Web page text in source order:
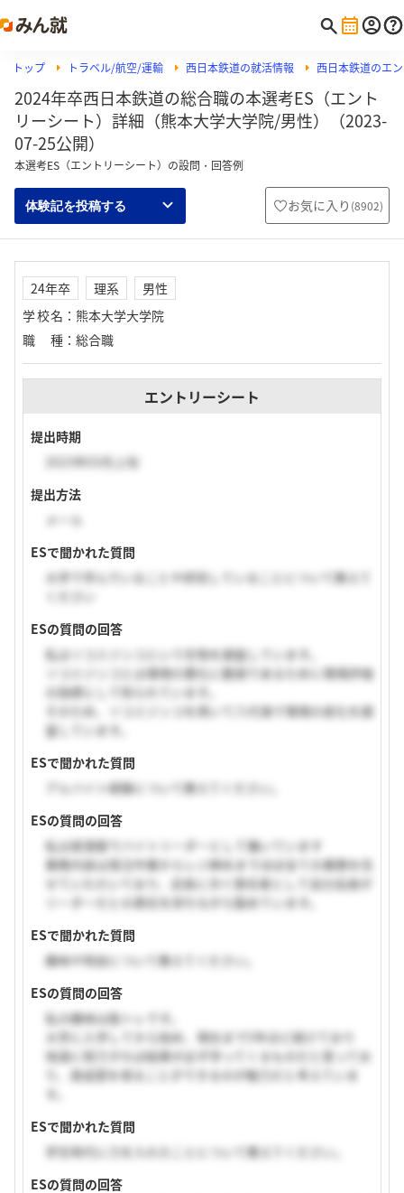
トップ トラベル/航空/運輸 西日本鉄道の就活情報 西日本鉄道のエ
2024年卒西日本鉄道の総合職の本選考ES（エント
リーシート）詳細（熊本大学大学院/男性）（2023-
07-25公開）
本選考ES（エントリーシート）の設問・回答例
体験記を投稿する お気に入り (8902)
24年卒 理系
男性
学校名 ： 熊本大学大学院
職種 ： 総合職
エントリーシート
提出時期
2023年03月上旬
提出方法
メール
ESで聞かれた質問
大学で学んでいることや研究していることについて教えて
ESの質問の回答
私はソコミジンコという生物を調査しています。
ソコミジンコとは環境の悪化に脆弱であるために環境評価
の指標として知られています。
そのため、ソコミジンコを用いて八代海で環境の変化を調
査しています。
ESで聞かれた質問
アルバイト経験について教えてください。
ESの質問の回答
私は居酒屋でバイトリーダーとして働いています
業務内容は発注作業からレジ締めまでほぼ全ての業務を任
せていただいており、店長に次ぐ責任者として自分自身が
リーダーだとの責任を持ちながら勤めています。
ESで聞かれた質問
趣味や特技について教えてください。
ESの質問の回答
私の趣味は筋トレです。
大学に入学してから始め、現在まで5年ほど続けており
地道に努力すれば結果が必ず伴ってくるものだと思ってお
り、達成感を得ることができるのが魅力だと考えていま
ESで聞かれた質問
学生時代に力を入れたことについて教えてください。
ESの質問の回答